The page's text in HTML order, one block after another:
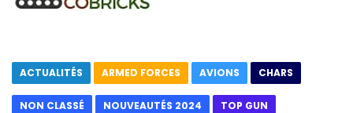
ACTUALITÉS ARMED FORCES AVIONS CHARS
NON CLASSÉ NOUVEAUTÉS 2024 TOP GUN